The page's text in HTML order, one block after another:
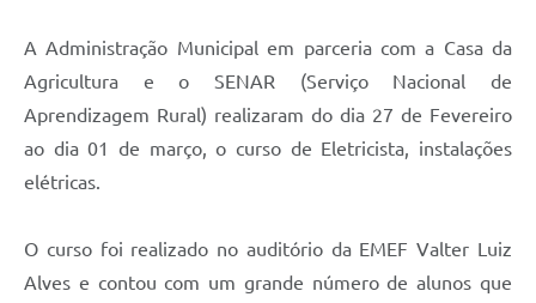
A Administração Municipal em parceria com a Casa da
Agricultura e o SENAR (Serviço Nacional de
Aprendizagem Rural) realizaram do dia 27 de Fevereiro
ao dia 01 de março, o curso de Eletricista, instalações
elétricas.
O curso foi realizado no auditório da EMEF Valter Luiz
Alves e contou com um grande número de alunos que